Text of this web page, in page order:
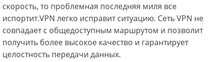
скорость, то проблемная последняя миля все
испортит.VPN легко исправит ситуацию. Сеть VPN не
совпадает с общедоступным маршрутом и позволит
получить более высокое качество и гарантирует
целостность передачи данных.